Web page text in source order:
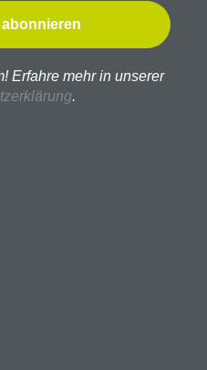
Erfahre mehr in unserer
.